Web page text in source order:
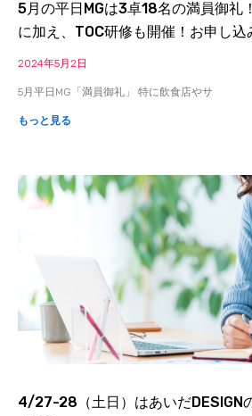
5月の平日MGは3卓18名の満員御礼
に加え、TOC研修も開催！お申し込
2024年5月2日
5月平日MG「満員御礼」 特に飲食店やサ
もっと見る
4/27-28（土日）はあいだDESIGN